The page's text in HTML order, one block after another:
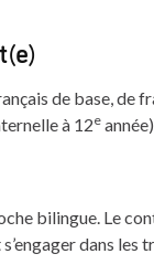
de base, de
à 12e
bilingue. Le
dans les